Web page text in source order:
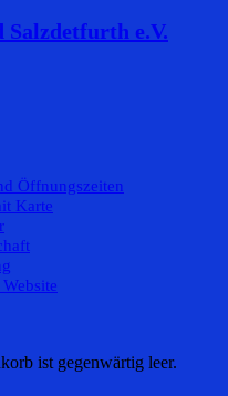
e.V.
Öffnungszeiten
Karte
ist gegenwärtig leer.